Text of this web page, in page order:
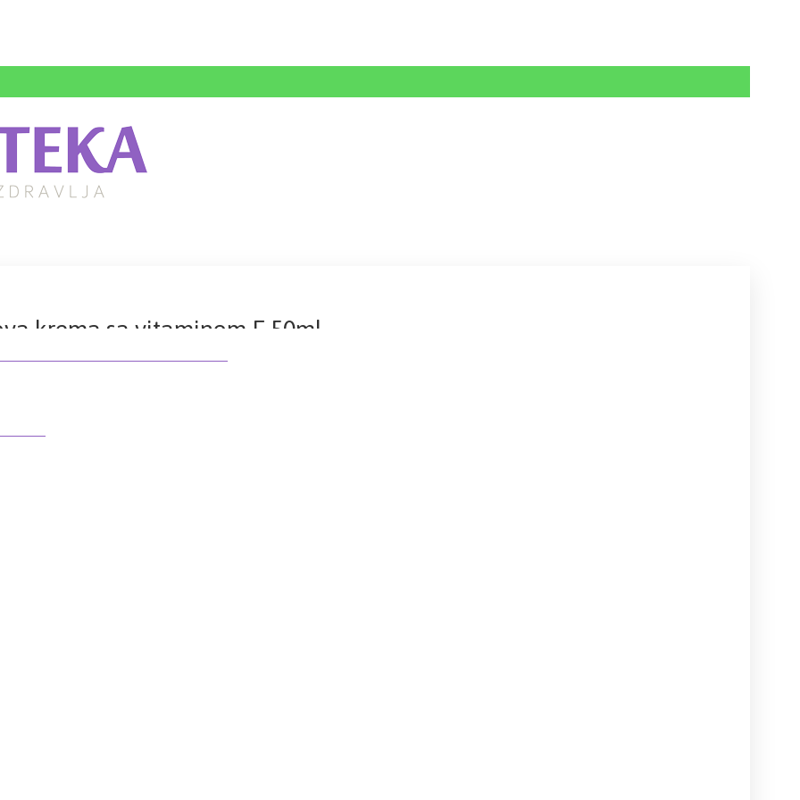
krema sa vitaminom E 50ml
E 50ml
sve tipove kože,
Bademova krema sa
se preporučuje za
i čini je
Ostavlja nežan